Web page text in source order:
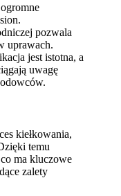
pozwala
uprawach.
jest istotna, a
uwagę
kiełkowania,
temu
ma kluczowe
zalety